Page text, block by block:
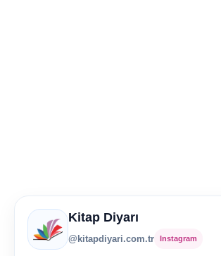
Kitap Diyarı
@kitapdiyari.com.tr Instagram